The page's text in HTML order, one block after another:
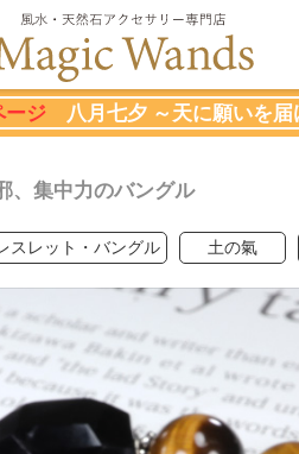
ージ 八月七夕 ～天に願いを届
、集中力のバングル
スレット・バングル 土の氣